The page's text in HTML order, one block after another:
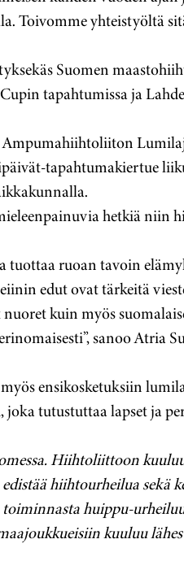
Toivomme yhteistyöltä
Suomen
tapahtumissa ja
tapahtumakiertue
hetkiä niin
tuottaa ruoan tavoin
edut ovat tärkeitä
kuin myös
sanoo Atria
ensikosketuksiin
tutustuttaa lapset ja
Hiihtoliittoon
hiihtourheilua sekä
huippu-
kuuluu